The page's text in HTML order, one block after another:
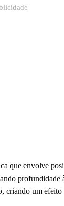
que envolve
profundidade
criando um